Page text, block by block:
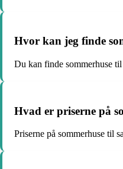
Hvor kan jeg finde
Du kan finde sommerhuse
Hvad er priserne på
Priserne på sommerhuse til